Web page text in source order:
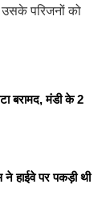
उसके परिजनों को
बरामद, मंडी के 2
हाईवे पर पकड़ी थी